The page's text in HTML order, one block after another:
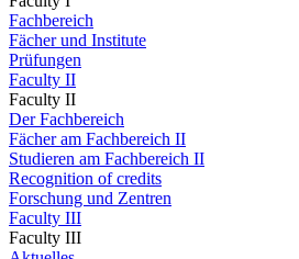
Fachbereich
Fächer und Institute
Prüfungen
Faculty II
Faculty II
Der Fachbereich
Fächer am Fachbereich II
Studieren am Fachbereich II
Recognition of credits
Forschung und Zentren
Faculty III
Faculty III